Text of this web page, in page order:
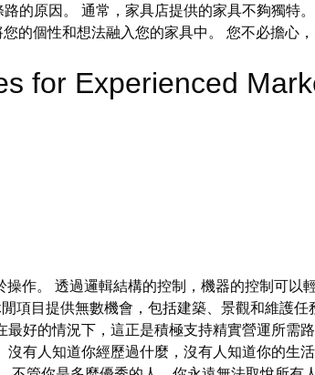
的原因。 通常，家具店提供的家具不夠獨特
的個性和想法融入您的家具中。 您不必擔心
for Experienced
作。 透過邏輯結構的控制，機器的控制可以
項目提供無數機會，包括建築、景觀和維護
好的情況下，這正是積極支持精實營運所需
有人知道你經歷過什麼，沒有人知道你的生